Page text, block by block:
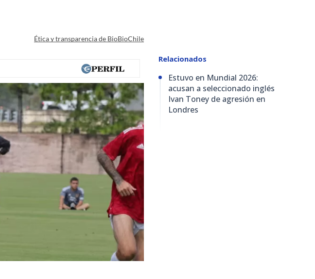
Ética y transparencia de BioBioChile
Relacionados
Estuvo en Mundial 2026:
acusan a seleccionado inglés
Ivan Toney de agresión en
Londres